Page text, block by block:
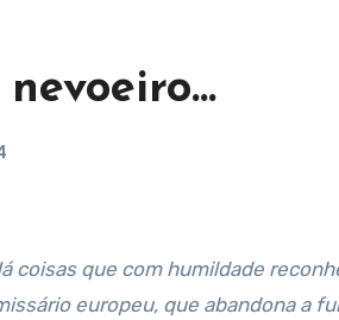
coisas que com humildade
europeu, que abandona a